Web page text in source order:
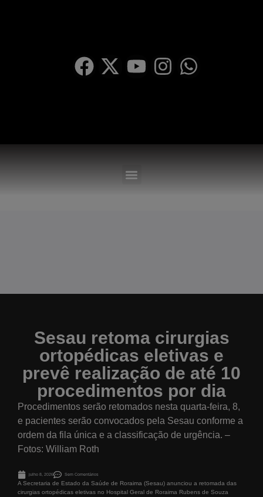
Sesau retoma cirurgias
ortopédicas eletivas e
prevê realização de até 10
procedimentos por dia
Procedimentos serão retomados nesta quarta-feira, 8,
e pacientes serão convocados pela Sesau conforme a
ordem da fila única e a classificação de urgência. –
Fotos: William Roth
julho 8, 2026 Sem Comentários
A Secretaria de Estado da Saúde de Roraima (Sesau) anunciou a retomada das
cirurgias ortopédicas eletivas no Hospital Geral de Roraima Rubens de Souza